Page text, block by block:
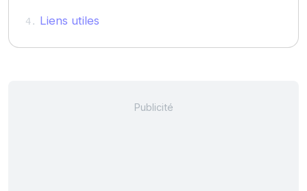
Liens utiles